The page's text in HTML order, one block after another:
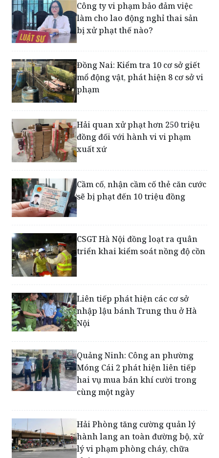
Công ty vi phạm bảo đảm việc
làm cho lao động nghỉ thai sản
bị xử phạt thế nào?
Đồng Nai: Kiểm tra 10 cơ sở giết
mổ động vật, phát hiện 8 cơ sở vi
Hải quan xử phạt hơn 250 triệu
đồng đối với hành vi vi phạm
Cầm cố, nhận cầm cố thẻ căn cước
sẽ bị phạt đến 10 triệu đồng
CSGT Hà Nội đồng loạt ra quân
Liên tiếp phát hiện các cơ sở
nhập lậu bánh Trung thu ở Hà
Quảng Ninh: Công an phường
Móng Cái 2 phát hiện liên tiếp
hai vụ mua bán khí cười trong
Hải Phòng tăng cường quản lý
hành lang an toàn đường bộ, xử